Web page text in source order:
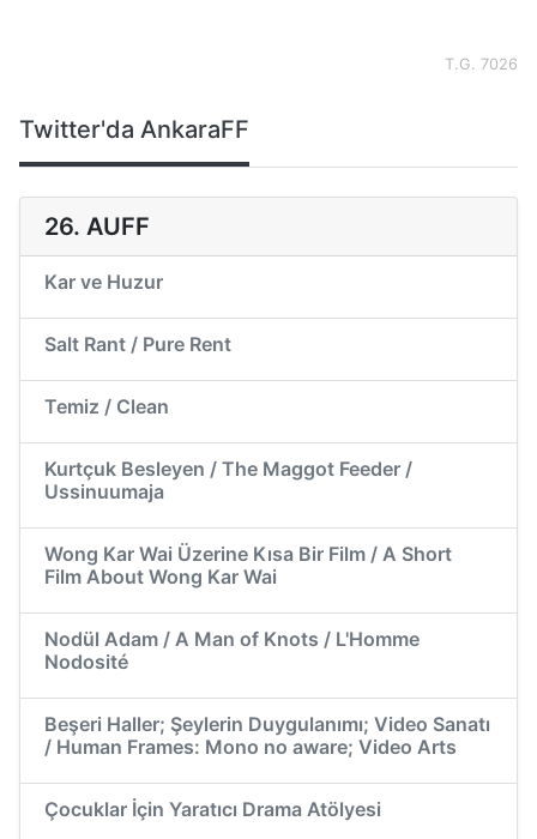
T.G. 7026
Twitter'da AnkaraFF
26. AUFF
Kar ve Huzur
Salt Rant / Pure Rent
Temiz / Clean
Kurtçuk Besleyen / The Maggot Feeder /
Ussinuumaja
Wong Kar Wai Üzerine Kısa Bir Film / A Short
Film About Wong Kar Wai
Nodül Adam / A Man of Knots / L'Homme
Nodosité
Beşeri Haller; Şeylerin Duygulanımı; Video Sanatı
/ Human Frames: Mono no aware; Video Arts
Çocuklar İçin Yaratıcı Drama Atölyesi